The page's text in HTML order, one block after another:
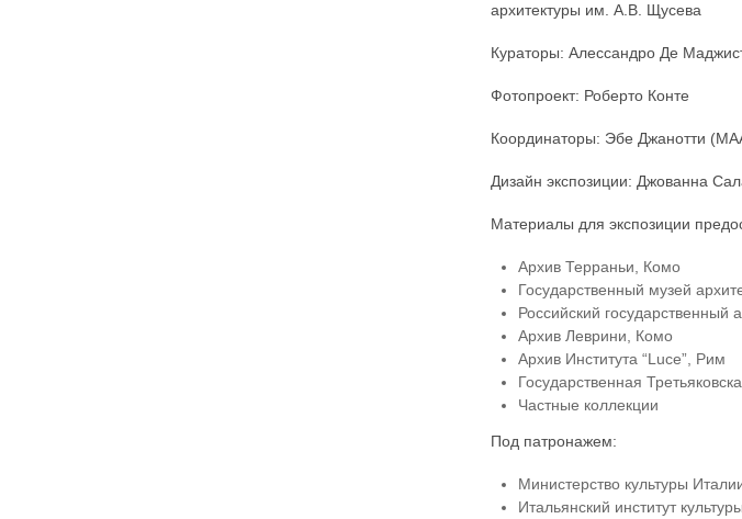
архитектуры им. А.В. Щусева
Кураторы: Алессандро Де
Фотопроект: Роберто Конте
Координаторы: Эбе Джанотти
Дизайн экспозиции: Джованна
Материалы для экспозиции
Архив Терраньи, Комо
Государственный музей
Российский государственный
Архив Леврини, Комо
Архив Института “Luce”, Рим
Государственная
Частные коллекции
Под патронажем:
Министерство культуры
Итальянский институт